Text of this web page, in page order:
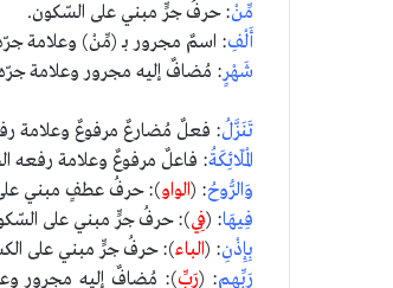
مِّنْ: حرفُ جرٍّ مبني على السّكون.
أَلْفِ: اسمٌ مجرور بـ (مِّنْ) وعلامة
شَهْرٍ: مُضافٌ إليه مجرور وعلامة
تَنَزَّلُ: فعلٌ مُضارعٌ مرفوعٌ وعلامة
الْمَلَائِكَةُ: فاعلٌ مرفوعٌ وعلامة رفعه
وَالرُّوحُ: (الواو): حرفُ عطفٍ مبني على
فِيهَا: (فِي): حرفُ جرٍّ مبني على
بِإِذْنِ: (الباء): حرفُ جرٍّ مبني على
رَبِّهِم: (رَبِّ): مُضافٌ إليه مجرور